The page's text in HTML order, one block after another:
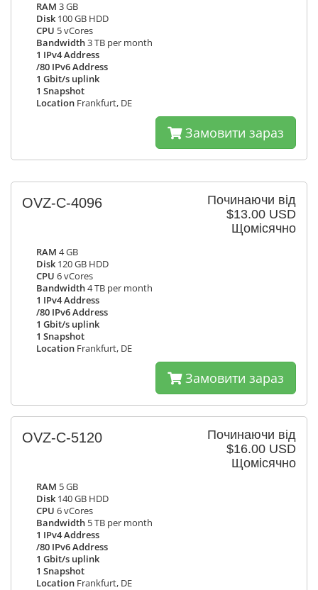
RAM 3 GB
Disk 100 GB HDD
CPU 5 vCores
Bandwidth3 TB per month
1 IPv4 Address
/80 IPv6 Address
1 Gbit/s uplink
1 Snapshot
Location Frankfurt, DE
Замовити зараз
Починаючи від
$13.00 USD
Щомісячно
OVZ-C-4096
RAM 4 GB
Disk 120 GB HDD
CPU 6 vCores
Bandwidth4 TB per month
1 IPv4 Address
/80 IPv6 Address
1 Gbit/s uplink
1 Snapshot
Location Frankfurt, DE
Замовити зараз
Починаючи від
$16.00 USD
Щомісячно
OVZ-C-5120
RAM 5 GB
Disk 140 GB HDD
CPU 6 vCores
Bandwidth 5 TB per month
1 IPv4 Address
/80 IPv6 Address
1 Gbit/s uplink
1 Snapshot
Location Frankfurt, DE